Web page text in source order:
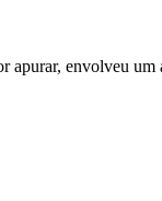
apurar, envolveu